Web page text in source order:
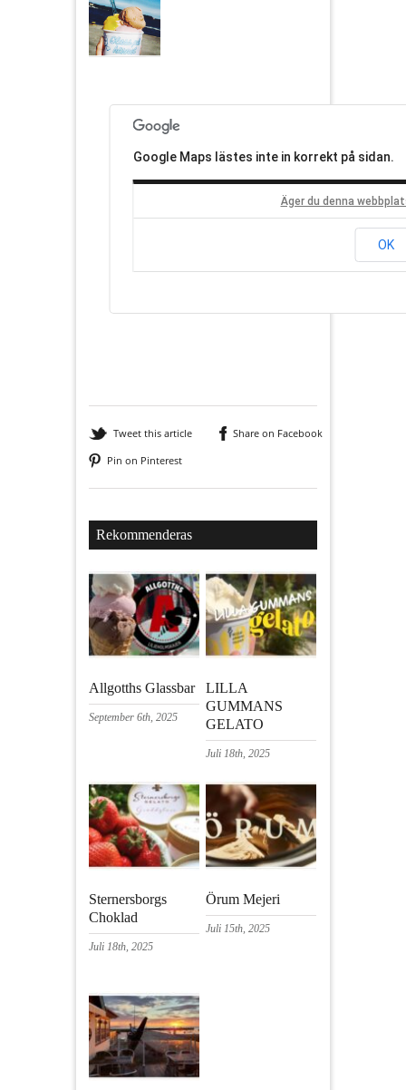
Google Maps lästes inte in korrekt på sidan.
Äger du denna
OK
Tweet this article
Share on Facebook
Pin on Pinterest
Rekommenderas
Allgotths Glassbar
September 6th, 2025
LILLA
GUMMANS
GELATO
Juli 18th, 2025
Sternersborgs
Choklad
Juli 18th, 2025
Örum Mejeri
Juli 15th, 2025